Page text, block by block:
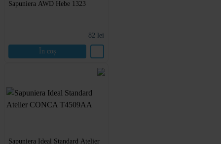
Sapuniera AWD Hebe 1323
82 lei
În coș
Sapuniera Ideal Standard Atelier